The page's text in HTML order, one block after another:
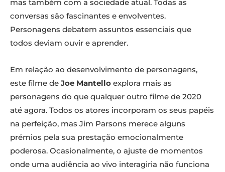
mas também com a sociedade atual. Todas as
conversas são fascinantes e envolventes.
Personagens debatem assuntos essenciais que
todos deviam ouvir e aprender.
Em relação ao desenvolvimento de personagens,
este filme de Joe Mantello explora mais as
personagens do que qualquer outro filme de 2020
até agora. Todos os atores incorporam os seus papéis
na perfeição, mas Jim Parsons merece alguns
prémios pela sua prestação emocionalmente
poderosa. Ocasionalmente, o ajuste de momentos
onde uma audiência ao vivo interagiria não funciona